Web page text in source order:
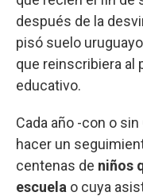
después de la
pisó suelo
que reinscribiera al
educativo.
Cada año -con o
hacer un
centenas de niños
escuela o cuya